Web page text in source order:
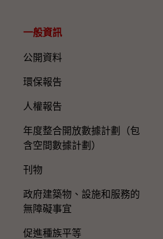
一般資訊​
公開資料
環保報告
人權報告
年度整合開放數據計劃（包
含空間數據計劃）
刊物
政府建築物、設施和服務的
無障礙事宜
促進種族平等